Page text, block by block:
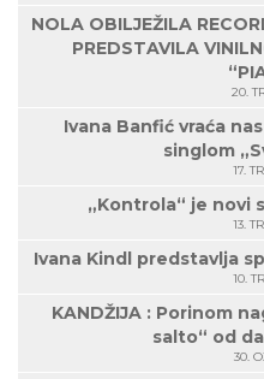
NOLA OBILJEŽILA
PREDSTAVILA
20.
Ivana Banfić vraća
singlom
17.
„Kontrola“ je novi
13.
Ivana Kindl predstavlja
10.
KANDŽIJA : Porinom
salto“ od
30.